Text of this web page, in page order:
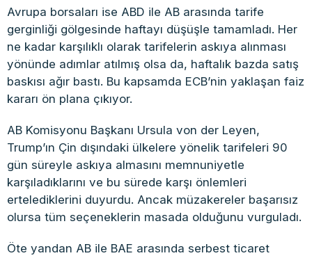
Avrupa borsaları ise ABD ile AB arasında tarife
gerginliği gölgesinde haftayı düşüşle tamamladı. Her
ne kadar karşılıklı olarak tarifelerin askıya alınması
yönünde adımlar atılmış olsa da, haftalık bazda satış
baskısı ağır bastı. Bu kapsamda ECB’nin yaklaşan faiz
kararı ön plana çıkıyor.
AB Komisyonu Başkanı Ursula von der Leyen,
Trump’ın Çin dışındaki ülkelere yönelik tarifeleri 90
gün süreyle askıya almasını memnuniyetle
karşıladıklarını ve bu sürede karşı önlemleri
ertelediklerini duyurdu. Ancak müzakereler başarısız
olursa tüm seçeneklerin masada olduğunu vurguladı.
Öte yandan AB ile BAE arasında serbest ticaret